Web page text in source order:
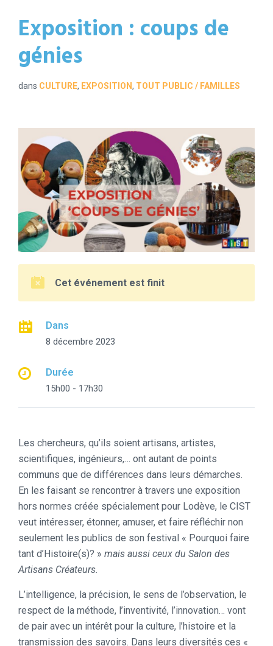
Exposition : coups de
génies
dans CULTURE, EXPOSITION, TOUT PUBLIC / FAMILLES
Cet événement est finit
Dans
8 décembre 2023
Durée
15h00 - 17h30
Les chercheurs, qu’ils soient artisans, artistes,
scientifiques, ingénieurs,… ont autant de points
communs que de différences dans leurs démarches.
En les faisant se rencontrer à travers une exposition
hors normes créée spécialement pour Lodève, le CIST
veut intéresser, étonner, amuser, et faire réfléchir non
seulement les publics de son festival « Pourquoi faire
tant d’Histoire(s)? » mais aussi ceux du Salon des
Artisans Créateurs.
L’intelligence, la précision, le sens de l’observation, le
respect de la méthode, l’inventivité, l’innovation… vont
de pair avec un intérêt pour la culture, l’histoire et la
transmission des savoirs. Dans leurs diversités ces «